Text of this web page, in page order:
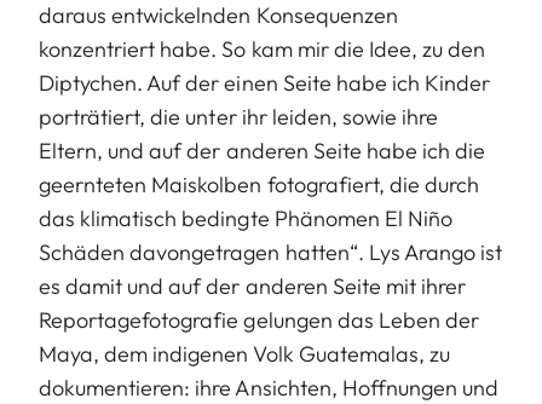
daraus entwickelnden Konsequenzen
konzentriert habe. So kam mir die Idee, zu den
Diptychen. Auf der einen Seite habe ich Kinder
porträtiert, die unter ihr leiden, sowie ihre
Eltern, und auf der anderen Seite habe ich die
geernteten Maiskolben fotografiert, die durch
das klimatisch bedingte Phänomen El Niño
Schäden davongetragen hatten“. Lys Arango ist
es damit und auf der anderen Seite mit ihrer
Reportagefotografie gelungen das Leben der
Maya, dem indigenen Volk Guatemalas, zu
dokumentieren: ihre Ansichten, Hoffnungen und